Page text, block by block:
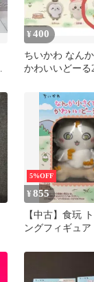
¥400
ちいかわ なん
かわいいどーる
5%OFF
¥855
【中古】食玩
ングフィギュア
てかわいいどー